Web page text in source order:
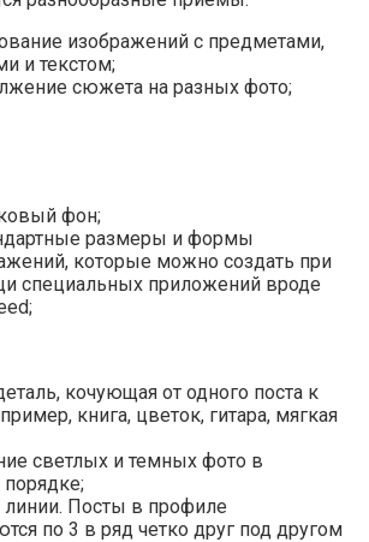
изображений с предметами,
и текстом;
сюжета на разных фото;
фон;
размеры и формы
которые можно создать при
специальных приложений вроде
кочующая от одного поста к
книга, цветок, гитара, мягкая
светлых и темных фото в
Посты в профиле
по 3 в ряд четко друг под другом